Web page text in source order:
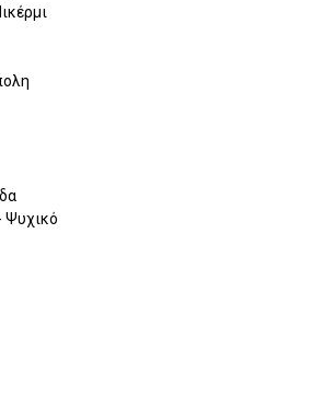
Ψυχικό